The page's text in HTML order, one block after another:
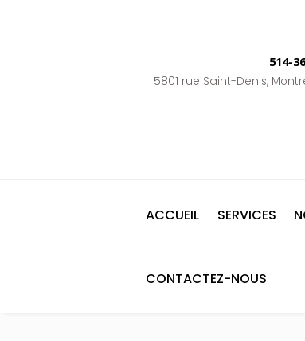
514-
5801 rue Saint-Denis,
ACCUEIL SERVICES
CONTACTEZ-NOUS